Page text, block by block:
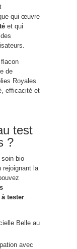
qui œuvre
et qui
de
Royales
efficacité et
test
?
bio
rejoignant la
tester
Belle au
avec